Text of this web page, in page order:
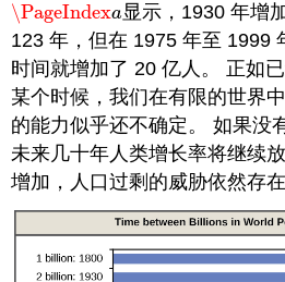
\PageIndexa
\PageIndexa显示，1930 年增
123 年，但在 1975 年至 1999
时间就增加了 20 亿人。 正如
某个时候，我们在有限的世界
的能力似乎还不确定。 如果没
未来几十年人类增长率将继续
增加，人口过剩的威胁依然存在